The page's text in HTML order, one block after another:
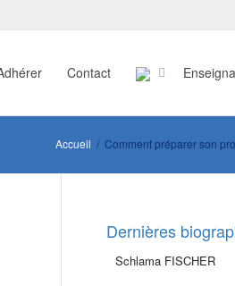
Contact
Accueil Comment préparer son
Dernières
Schlama FISCHER